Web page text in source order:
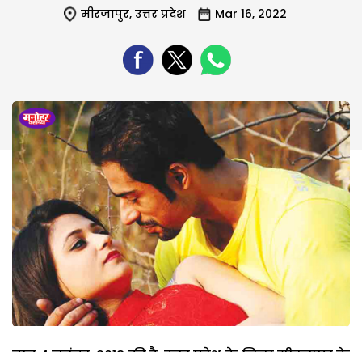
मीरजापुर, उत्तर प्रदेश Mar 16, 2022